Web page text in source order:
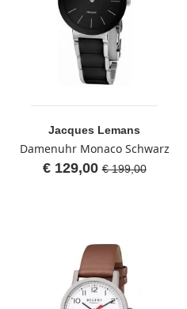
Jacques Lemans
Damenuhr Monaco Schwarz
€ 129,00€ 199,00